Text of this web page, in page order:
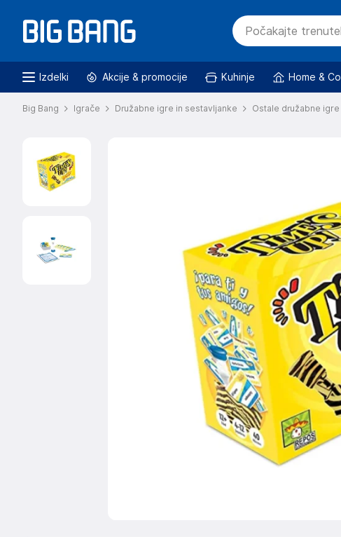
Izdelki Akcije & promocije Kuhinje Home &
Big Bang Igrače Družabne igre in sestavljanke Ostale družabne